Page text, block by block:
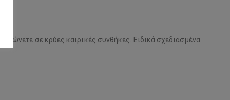
σε κρύες καιρικές συνθήκες. Ειδικά σχεδιασμένα